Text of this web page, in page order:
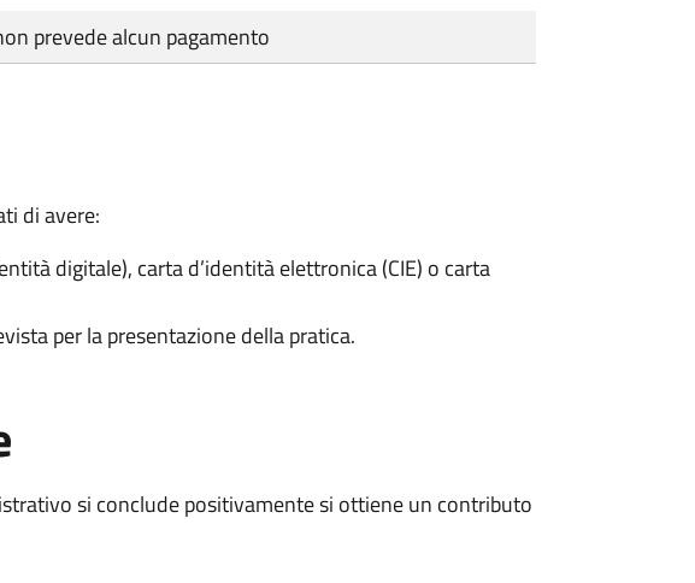
prevede alcun pagamento
di avere:
digitale), carta d’identità elettronica (CIE) o carta
per la presentazione della pratica.
si conclude positivamente si ottiene un contributo